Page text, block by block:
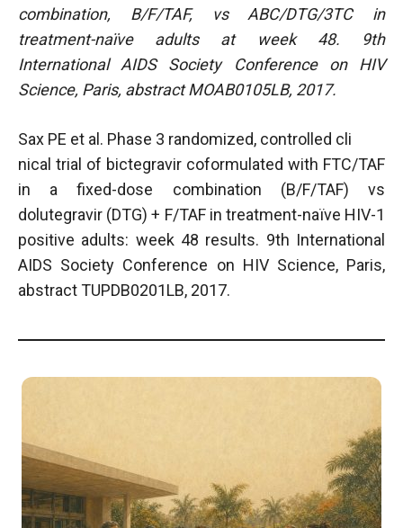
combination, B/F/TAF, vs ABC/DTG/3TC in
treatment-naïve adults at week 48. 9th
International AIDS Society Conference on HIV
Science, Paris, abstract MOAB0105LB, 2017.
Sax PE et al. Phase 3 randomized, controlled cli
nical trial of bictegravir coformulated with FTC/TAF
in a fixed-dose combination (B/F/TAF) vs
dolutegravir (DTG) + F/TAF in treatment-naïve HIV-1
positive adults: week 48 results. 9th International
AIDS Society Conference on HIV Science, Paris,
abstract TUPDB0201LB, 2017.